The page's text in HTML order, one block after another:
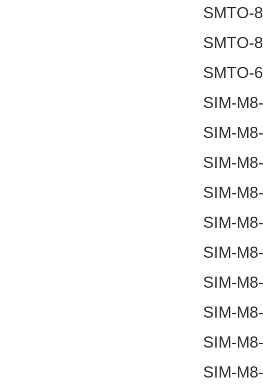
SMTO-
SMTO-
SMTO-
SIM-
SIM-
SIM-
SIM-
SIM-
SIM-
SIM-
SIM-
SIM-
SIM-